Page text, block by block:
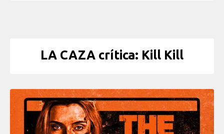
LA CAZA crítica: Kill Kill